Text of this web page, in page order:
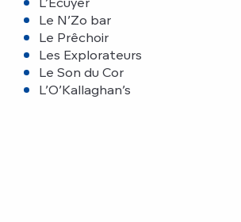
Le N’Zo bar
Le Prêchoir
Les Explorateurs
Le Son du Cor
L’O’Kallaghan’s